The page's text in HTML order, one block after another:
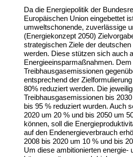
Da die Energiepolitik der
Europäischen Union eingebettet
umweltschonende, zuverlässige
(Energiekonzept 2050)
strategischen Ziele der
werden. Diese stützen sich auch
Energieeinsparmaßnahmen.
Treibhausgasemissionen
entsprechend der
80% reduziert werden. Die
Treibhausgasemissionen bis
bis 95 % reduziert wurden. Auch
2020 um 20 % und bis 2050 um
können, soll die
auf den Endenergieverbrauch
2008 bis 2020 um 10 % und bis
Um diese ambitionierten energie-